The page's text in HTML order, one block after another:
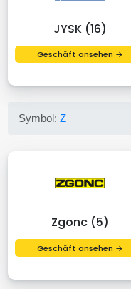
JYSK (16)
Geschäft ansehen →
Symbol:Z
Zgonc (5)
Geschäft ansehen →